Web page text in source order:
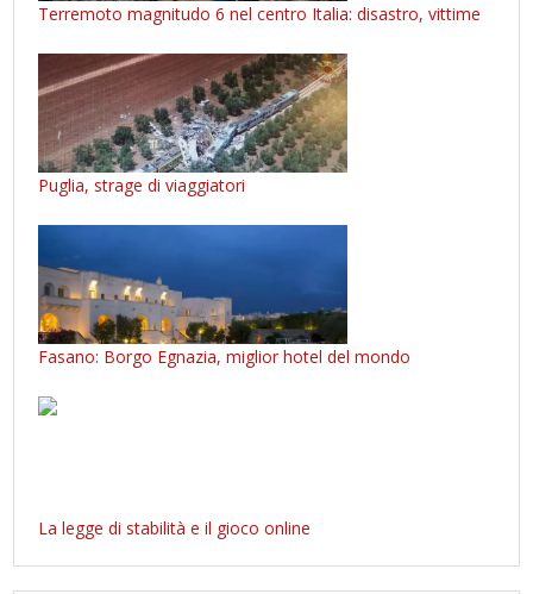
Terremoto magnitudo 6 nel centro Italia: disastro, vittime
Puglia, strage di viaggiatori
Fasano: Borgo Egnazia, miglior hotel del mondo
La legge di stabilità e il gioco online